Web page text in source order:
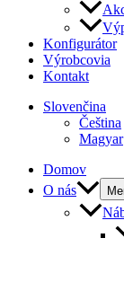
Konfigurátor
Výrobcovia
Kontakt
Slovenčina
Čeština
Magyar
Domov
O nás